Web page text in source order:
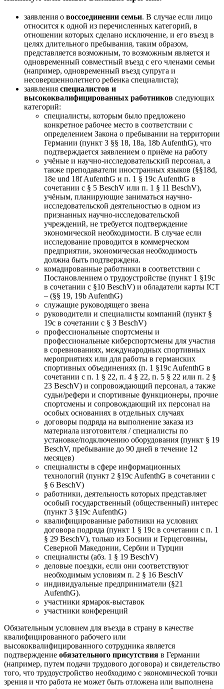
заявления о воссоединении семьи. В случае если лицо
относится к одной из перечисленных категорий, в
отношении которых сделано исключение, и его въезд в
целях длительного пребывания, таким образом,
представляется возможным, то возможным является и
одновременный совместный въезд с его членами семьи
(например, одновременный въезд супруга и
несовершеннолетнего ребенка специалиста);
заявления специалистов и
высококвалифицированных работников следующих
категорий:
специалисты, которым было предложено
конкретное рабочее место в соответствии с
определением Закона о пребывании на территории
Германии (пункт 3 §§ 18, 18a, 18b AufenthG), что
подтверждается заявлением о приёме на работу
учёные и научно-исследовательский персонал, а
также преподаватели иностранных языков (§§18d,
18e und 18f AufenthG и п. 1 § 19c AufenthG в
сочетании с § 5 BeschV или п. 1 § 11 BeschV),
учёным, планирующие заниматься научно-
исследовательской деятельностью в одном из
признанных научно-исследовательской
учреждений, не требуется подтверждение
экономической необходимости. В случае если
исследование проводится в коммерческом
предприятии, экономическая необходимость
должна быть подтверждена.
комадированные работники в соответствии с
Постановлением о трудоустройстве (пункт 1 §19c
в сочетании с §10 BeschV) и обладатели карты ICT
– (§§ 19, 19b AufenthG)
служащие руководящего звена
руководители и специалисты компаний (пункт §
19c в сочетании с § 3 BeschV)
профессиональные спортсмены и
профессиональные киберспортсмены для участия
в соревнованиях, международных спортивных
мероприятиях или для работы в германских
спортивных объединениях (п. 1 §19c AufenthG в
сочетании с п. 1 § 22, п. 4 § 22, п. 5 § 22 или п. 2 §
23 BeschV) и сопровождающий персонал, а также
судьи/рефери и спортивные функционеры, прочие
спортсмены и сопровождающий их персонал на
особых основаниях в отдельных случаях
договоры подряда на выполнение заказа из
материала изготовителя / специалисты по
установке/подключению оборудования (пункт § 19
BeschV, пребывание до 90 дней в течение 12
месяцев)
специалисты в сфере информационных
технологий (пункт 2 §19c AufenthG в сочетании с
§ 6 BeschV)
работники, деятельность которых представляет
особый государственный (общественный) интерес
(пункт 3 §19c AufenthG)
квалифицированные работники на условиях
договора подряда (пункт 1 § 19c в сочетании с п. 1
§ 29 BeschV), только из Боснии и Герцеговины,
Северной Македонии, Сербии и Турции
специалисты (абз. 1 § 19 BeschV)
деловые поездки, если они соответствуют
необходимым условиям п. 2 § 16 BeschV
индивидуальные предприниматели (§21
AufenthG).
участники ярмарок-выставок
участники конференций
Обязательным условием для въезда в страну в качестве
квалифицированного рабочего или
высококвалифицированного сотрудника является
подтверждение обязательного присутствия в Германии
(например, путем подачи трудового договора) и свидетельство
того, что трудоустройство необходимо с экономической точки
зрения и что работа не может быть отложена или выполнена